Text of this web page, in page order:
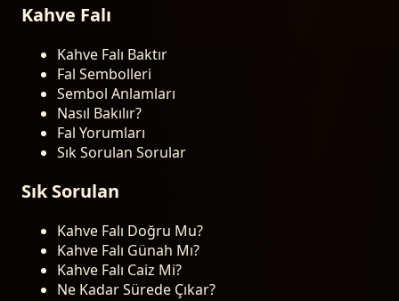
Kahve Falı
Kahve Falı Baktır
Fal Sembolleri
Sembol Anlamları
Nasıl Bakılır?
Fal Yorumları
Sık Sorulan Sorular
Sık Sorulan
Kahve Falı Doğru Mu?
Kahve Falı Günah Mı?
Kahve Falı Caiz Mi?
Ne Kadar Sürede Çıkar?